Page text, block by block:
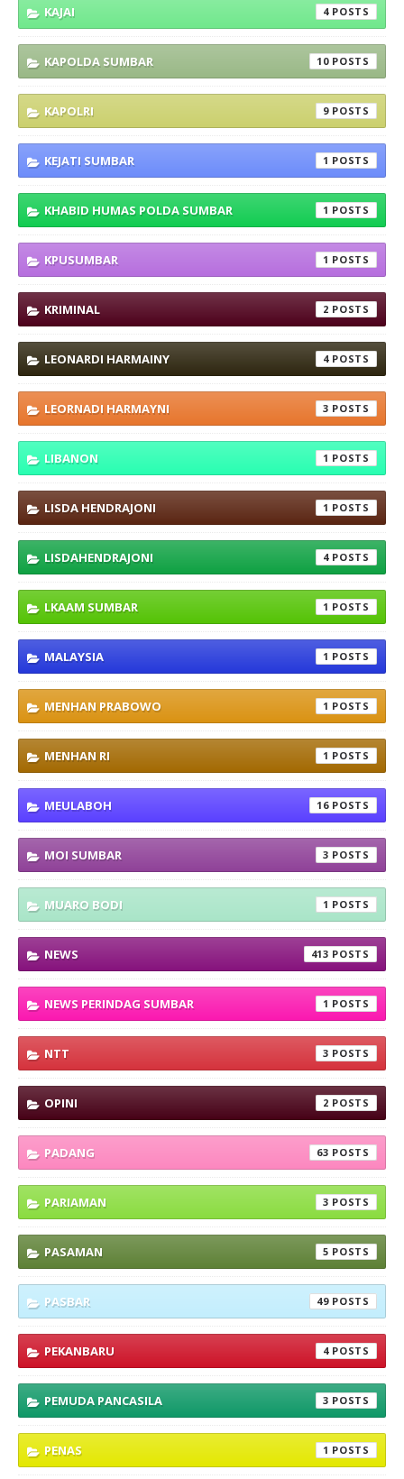
KAJAI 4
KAPOLDA SUMBAR 10
KAPOLRI 9
KEJATI SUMBAR 1
KHABID HUMAS POLDA SUMBAR 1
KPUSUMBAR 1
KRIMINAL 2
LEONARDI HARMAINY 4
LEORNADI HARMAYNI 3
LIBANON 1
LISDA HENDRAJONI 1
LISDAHENDRAJONI 4
LKAAM SUMBAR 1
MALAYSIA 1
MENHAN PRABOWO 1
MENHAN RI 1
MEULABOH 16
MOI SUMBAR 3
MUARO BODI 1
NEWS 413
NEWS PERINDAG SUMBAR 1
NTT 3
OPINI 2
PADANG 63
PARIAMAN 3
PASAMAN 5
PASBAR 49
PEKANBARU 4
PEMUDA PANCASILA 3
PENAS 1